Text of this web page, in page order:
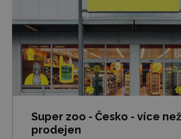
Super zoo - Česko - více
prodejen